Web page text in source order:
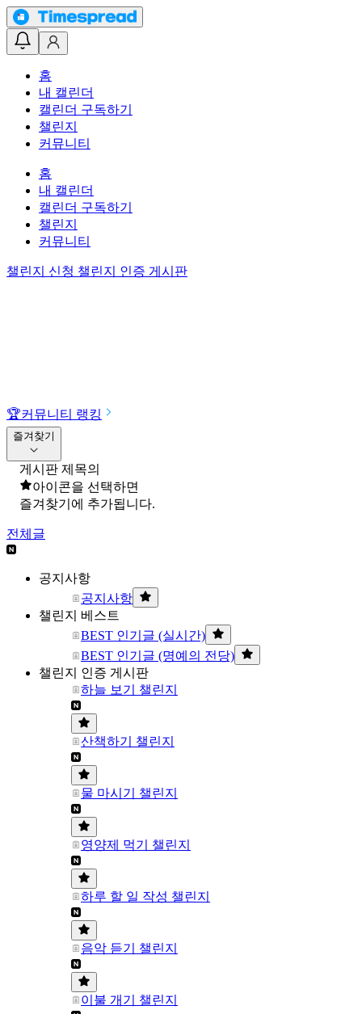
홈
내 캘린더
캘린더 구독하기
챌린지
커뮤니티
홈
내 캘린더
캘린더 구독하기
챌린지
커뮤니티
챌린지 신청 챌린지 인증 게시판
🏆커뮤니티 랭킹
즐겨찾기
게시판 제목의
아이콘을 선택하면
즐겨찾기에 추가됩니다.
전체글
공지사항
공지사항
챌린지 베스트
BEST 인기글 (실시간)
BEST 인기글 (명예의 전당)
챌린지 인증 게시판
하늘 보기 챌린지
산책하기 챌린지
물 마시기 챌린지
영양제 먹기 챌린지
하루 할 일 작성 챌린지
음악 듣기 챌린지
이불 개기 챌린지